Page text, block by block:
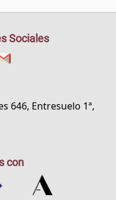
con
Sociales
646, Entresuelo 1ª,